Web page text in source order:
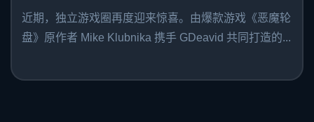
近期，独立游戏圈再度迎来惊喜。由爆款游戏《恶魔轮
盘》原作者 Mike Klubnika 携手 GDeavid 共同打造的...